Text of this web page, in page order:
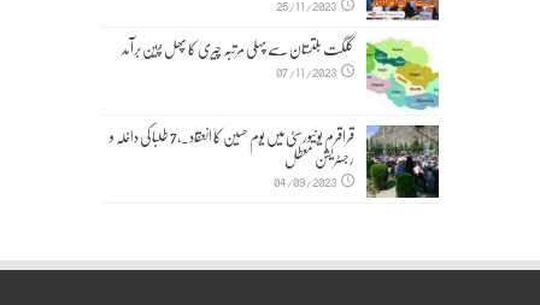
گلگت بلتستان سے پہلی مرتبہ چیری کا پھل چین برآمد
07/11/2023
قراقرم یونیورسٹی میں یوم حسین کا انعقاد۔,7 طلبا کی داخلہ و
رجسٹریشن معطل
04/09/2023